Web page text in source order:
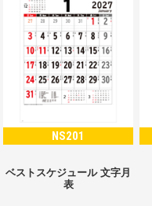
NS201
ベストスケジュール 文字月
表